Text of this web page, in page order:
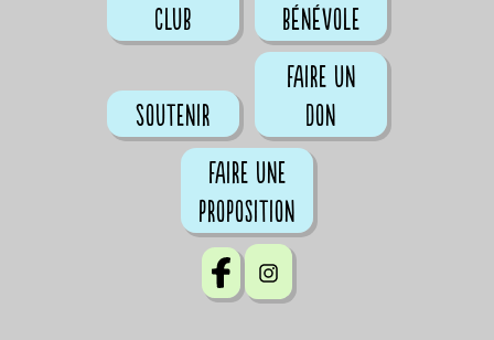
club
bénévole
Soutenir
Faire un
don
Faire une
proposition